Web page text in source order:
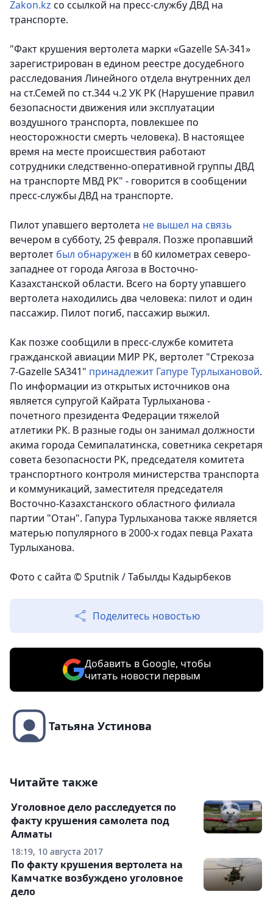
Zakon.kz со ссылкой на пресс-службу ДВД на
транспорте.
"Факт крушения вертолета марки «Gazelle SA-341»
зарегистрирован в едином реестре досудебного
расследования Линейного отдела внутренних дел
на ст.Семей по ст.344 ч.2 УК РК (Нарушение правил
безопасности движения или эксплуатации
воздушного транспорта, повлекшее по
неосторожности смерть человека). В настоящее
время на месте происшествия работают
сотрудники следственно-оперативной группы ДВД
на транспорте МВД РК" - говорится в сообщении
пресс-службы ДВД на транспорте.
Пилот упавшего вертолета не вышел на связь
вечером в субботу, 25 февраля. Позже пропавший
вертолет был обнаружен в 60 километрах северо-
западнее от города Аягоза в Восточно-
Казахстанской области. Всего на борту упавшего
вертолета находились два человека: пилот и один
пассажир. Пилот погиб, пассажир выжил.
Как позже сообщили в пресс-службе комитета
гражданской авиации МИР РК, вертолет "Стрекоза
7-Gazelle SA341" принадлежит Гапуре Турлыхановой.
По информации из открытых источников она
является супругой Кайрата Турлыханова -
почетного президента Федерации тяжелой
атлетики РК. В разные годы он занимал должности
акима города Семипалатинска, советника секретаря
совета безопасности РК, председателя комитета
транспортного контроля министерства транспорта
и коммуникаций, заместителя председателя
Восточно-Казахстанского областного филиала
партии "Отан". Гапура Турлыханова также является
матерью популярного в 2000-х годах певца Рахата
Турлыханова.
Фото с сайта © Sputnik / Табылды Кадырбеков
Поделитесь новостью
Добавить в Google, чтобы
читать новости первым
Татьяна Устинова
Читайте также
18:19, 10 августа 2017
Уголовное дело расследуется по
факту крушения самолета под
Алматы
По факту крушения вертолета на
Камчатке возбуждено уголовное
дело